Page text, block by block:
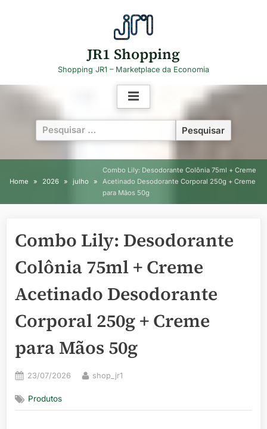
JR1 Shopping
Shopping JR1 – Marketplace da Economia
Pesquisar
por:
Home 2026 julho
Combo Lily: Desodorante Colônia 75ml + Creme
Acetinado Desodorante Corporal 250g + Creme
para Mãos 50g
Combo Lily: Desodorante
Colônia 75ml + Creme
Acetinado Desodorante
Corporal 250g + Creme
para Mãos 50g
Posted
23/07/2026 By
shop_jr1
Produtos